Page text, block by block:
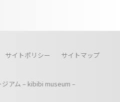
サイトポリシー サイトマップ
アム – kibibi museum –